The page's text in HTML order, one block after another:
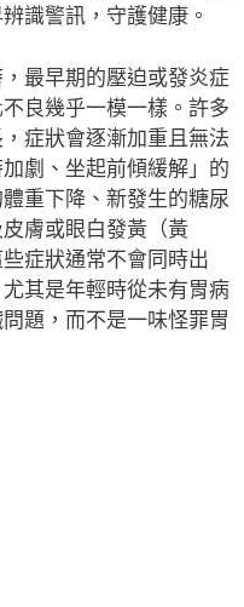
識警訊，守護健康。
最早期的壓迫或發炎症
良幾乎一模一樣。許多
症狀會逐漸加重且無法
劇、坐起前傾緩解」的
重下降、新發生的糖尿
膚或眼白發黃（黃
症狀通常不會同時出
其是年輕時從未有胃病
題，而不是一味怪罪胃